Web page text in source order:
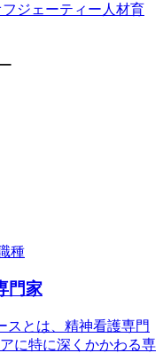
フジェーティー 人材育
種
門家
スとは、精神看護専門
に特に深くかかわる専